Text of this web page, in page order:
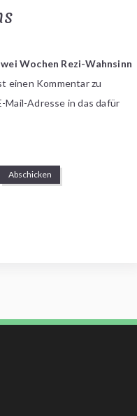
Wochen Rezi-Wahnsinn
einen Kommentar zu
Mail-Adresse in das dafür